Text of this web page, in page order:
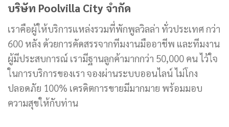
บริษัท Poolvilla City จำกัด
เราคือผู้ให้บริการแหล่งรวมที่พักพูลวิลล่า ทั่วประเทศ กว่า
600 หลัง ด้วยการคัดสรรจากทีมงานมืออาชีพ และทีมงาน
ผู้มีประสบการณ์ เรามีฐานลูกค้ามากกว่า 50,000 คน ไว้ใจ
ในการบริการของเรา จองผ่านระบบออนไลน์ ไม่โกง
ปลอดภัย 100% เครดิตการขายมีมากมาย พร้อมมอบ
ความสุขให้กับท่าน